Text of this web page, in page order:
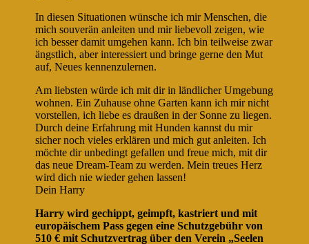
In diesen Situationen wünsche ich mir Menschen, die
mich souverän anleiten und mir liebevoll zeigen, wie
ich besser damit umgehen kann. Ich bin teilweise zwar
ängstlich, aber interessiert und bringe gerne den Mut
auf, Neues kennenzulernen.
Am liebsten würde ich mit dir in ländlicher Umgebung
wohnen. Ein Zuhause ohne Garten kann ich mir nicht
vorstellen, ich liebe es draußen in der Sonne zu liegen.
Durch deine Erfahrung mit Hunden kannst du mir
sicher noch vieles erklären und mich gut anleiten. Ich
möchte dir unbedingt gefallen und freue mich, mit dir
das neue Dream-Team zu werden. Mein treues Herz
wird dich nie wieder gehen lassen!
Dein Harry
Harry wird gechippt, geimpft, kastriert und mit
europäischem Pass gegen eine Schutzgebühr von
510 € mit Schutzvertrag über den Verein „Seelen